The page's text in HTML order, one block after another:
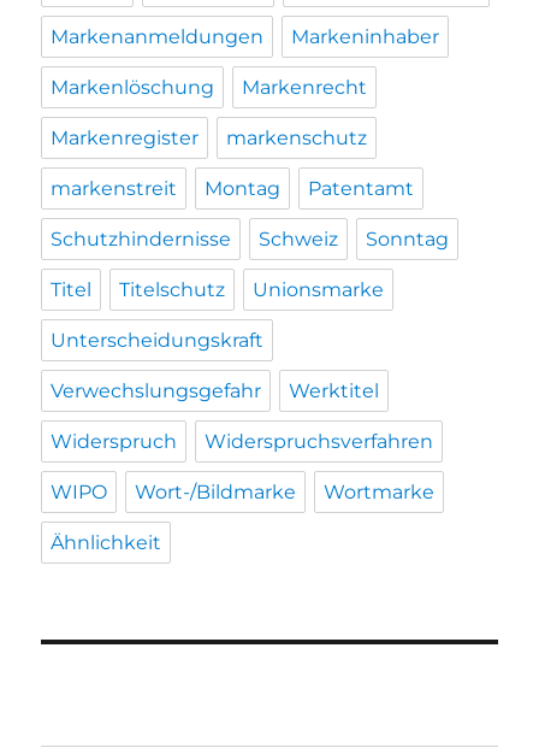
Markenanmeldungen Markeninhaber
Markenlöschung Markenrecht
Markenregister markenschutz
markenstreit Montag Patentamt
Schutzhindernisse Schweiz Sonntag
Titel Titelschutz Unionsmarke
Unterscheidungskraft
Verwechslungsgefahr Werktitel
Widerspruch Widerspruchsverfahren
WIPO Wort-/Bildmarke Wortmarke
Ähnlichkeit